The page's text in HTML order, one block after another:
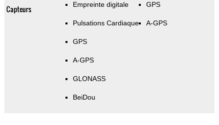
Capteurs Empreinte digitale
Pulsations Cardiaque
GPS
A-GPS
GLONASS
BeiDou
GPS
A-GPS